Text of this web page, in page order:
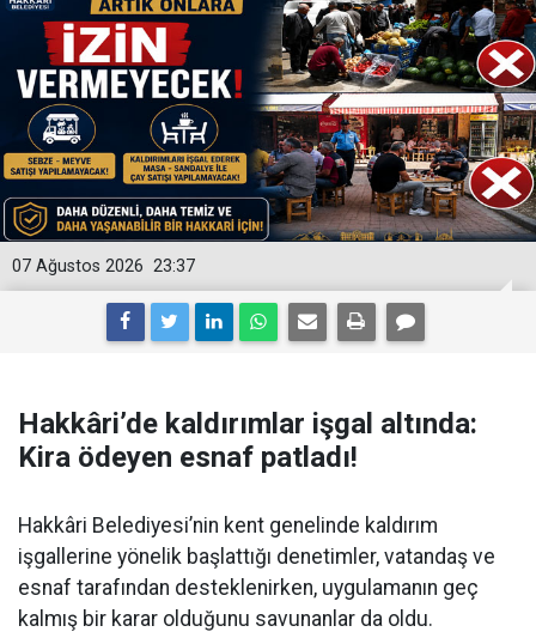
23:37
07 Ağustos 2026
Hakkâri’de kaldırımlar işgal altında:
Kira ödeyen esnaf patladı!
Hakkâri Belediyesi’nin kent genelinde kaldırım
işgallerine yönelik başlattığı denetimler, vatandaş ve
esnaf tarafından desteklenirken, uygulamanın geç
kalmış bir karar olduğunu savunanlar da oldu.